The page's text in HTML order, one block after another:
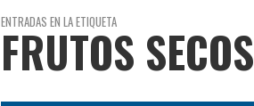
ENTRADAS EN LA ETIQUETA
FRUTOS SECOS